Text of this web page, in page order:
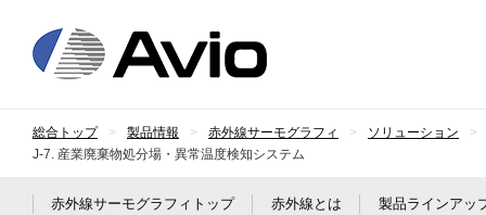
総合トップ 製品情報 赤外線サーモグラフィ
ソリューション
J-7. 産業廃棄物処分場・異常温度検知システム
赤外線サーモグラフィトップ 赤外線とは 製品ラインアッ